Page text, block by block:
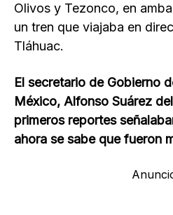
Olivos y Tezonco, en
un tren que viajaba en
Tláhuac.
El secretario de Gobierno
México, Alfonso Suárez
primeros reportes
ahora se sabe que fueron